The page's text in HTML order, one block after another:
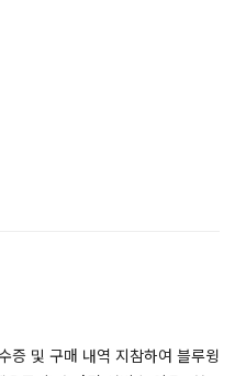
증 및 구매 내역 지참하여 블루윙